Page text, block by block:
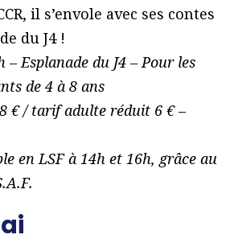
il s’envole avec ses contes
du J4 !
– Esplanade du J4 – Pour les
de 4 à 8 ans
€ / tarif adulte réduit 6 € –
en LSF à 14h et 16h, grâce au